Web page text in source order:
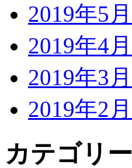
2019年5月
2019年4月
2019年3月
2019年2月
カテゴリー